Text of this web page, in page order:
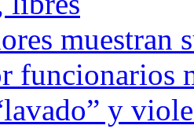
muestran
funcionarios
y